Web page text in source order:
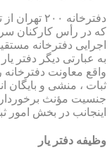
دفترخانه
که در رأس کارکنان
اجرایی دفترخانه
به عبارتی دیگر دفتر
واقع معاونت
ثبات ، منشی و بایگان
جنسیت مؤنث
اینجانب در بخش امور
وظیفه دفتر یار